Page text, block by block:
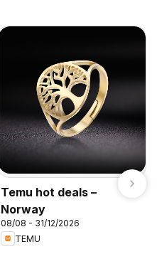
Temu hot deals –
Norway
08/08 - 31/12/2026
TEMU